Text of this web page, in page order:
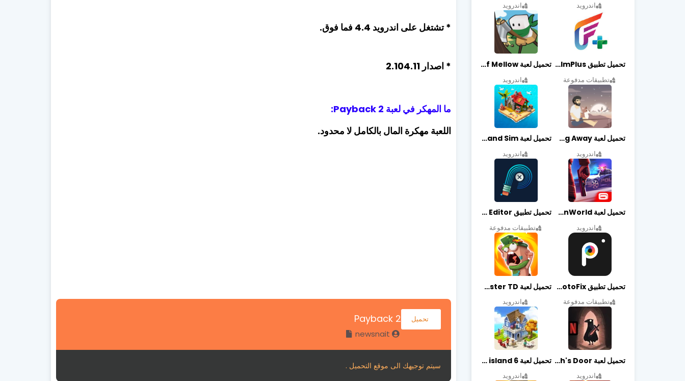
* تشتغل على اندرويد 4.4 فما فوق.
* اصدار 2.104.11
ما المهكر في لعبة Payback 2:
اللعبة مهكرة المال بالكامل لا محدود.
Payback 2 تحميل
سيتم توجيهك الى موقع التحميل .
اندرويد اندرويد
تحميل تطبيق FilmPlus أخر إصدار
تطبيقات مدفوعة
تحميل لعبة Life of Mellow مهكرة أخر إصدار
اندرويد
تحميل لعبة Casting Away مهكرة أخر إصدار
اندرويد
تحميل لعبة Fantasy Island Sim مهكرة أخر إصدار
اندرويد
تحميل لعبة Gangstar New Orleans OpenWorld مهكرة أخر إصدار
اندرويد
تحميل تطبيق Retouch Remove Objects Editor مهكرة اخر إصدار
تطبيقات مدفوعة
تحميل تطبيق PhotoFix مهكر آخر إصدار
تطبيقات مدفوعة
تحميل لعبة Candy Disaster TD مهكرة اخر إصدار
اندرويد
تحميل لعبة Death's Door مهكرة أخر إصدار
اندرويد
تحميل لعبة city island 6 مهكرة أخر إصدار
اندرويد